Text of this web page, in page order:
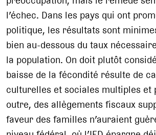
l’échec. Dans les pays qui ont
politique, les résultats sont
bien au-dessous du taux
la population. On doit plutôt
baisse de la fécondité résulte de
culturelles et sociales multiples et
outre, des allègements fiscaux
faveur des familles n’auraient